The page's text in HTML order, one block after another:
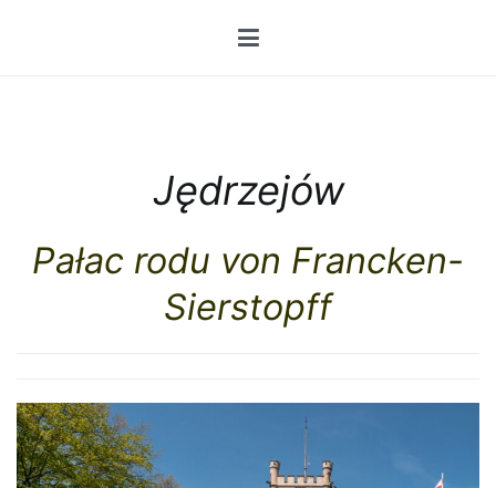
Jędrzejów
Pałac rodu von Francken-
Sierstopff